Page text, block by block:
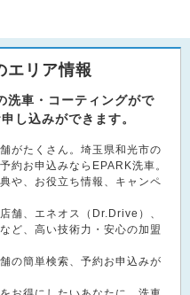
エリア情報
洗車・コーティングがで
し込みができます。
がたくさん。埼玉県和光市の
約お申込みならEPARK洗車。
や、お役立ち情報、キャンペ
舗、エネオス（Dr.Drive）、
ど、高い技術力・安心の加盟
の簡単検索、予約お申込みが